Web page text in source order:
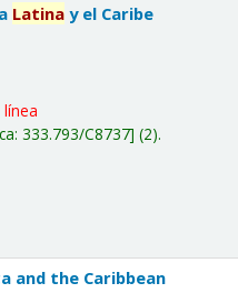
Latina y el Caribe
línea
333.793/C8737 (2).
and the Caribbean